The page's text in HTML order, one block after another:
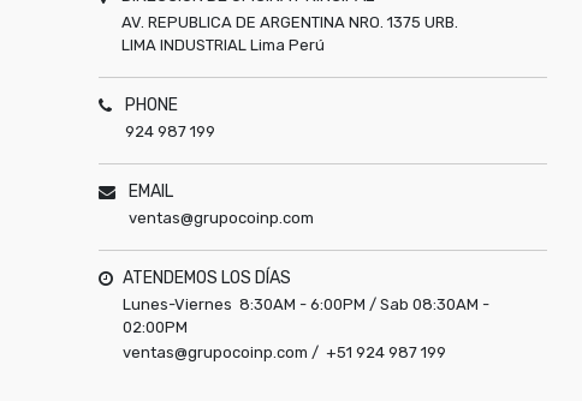
AV. REPUBLICA DE ARGENTINA NRO. 1375 URB.
LIMA INDUSTRIAL Lima Perú
PHONE
924 987 199
EMAIL
ventas@grupocoinp.com
ATENDEMOS LOS DÍAS
Lunes-Viernes 8:30AM - 6:00PM / Sab 08:30AM -
02:00PM
ventas@grupocoinp.com / +51 924 987 199